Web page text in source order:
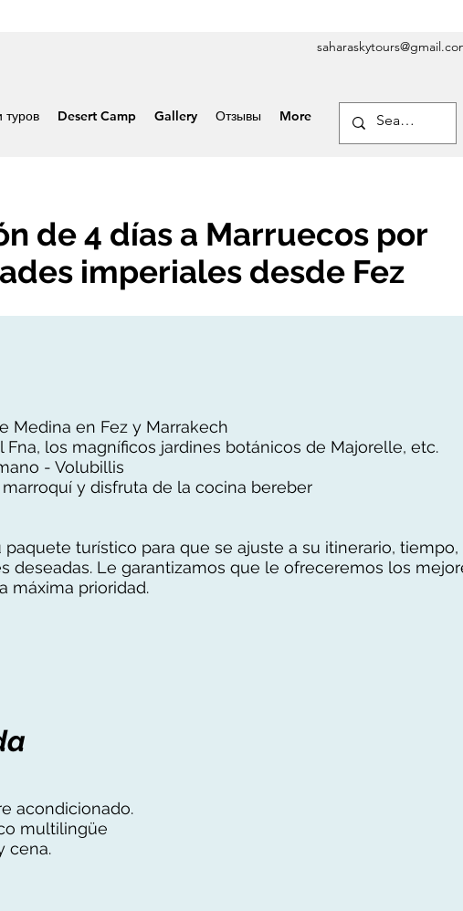
туров Desert Camp Gallery Отзывы More
de 4 días a Marruecos por
imperiales desde Fez
Medina en Fez y Marrakech
Fna, los magníficos jardines botánicos de Majorelle, etc.
- Volubillis
y disfruta de la cocina bereber
turístico para que se ajuste a su itinerario, tiempo,
deseadas. Le garantizamos que le ofreceremos los
máxima prioridad.
acondicionado.
multilingüe
cena.